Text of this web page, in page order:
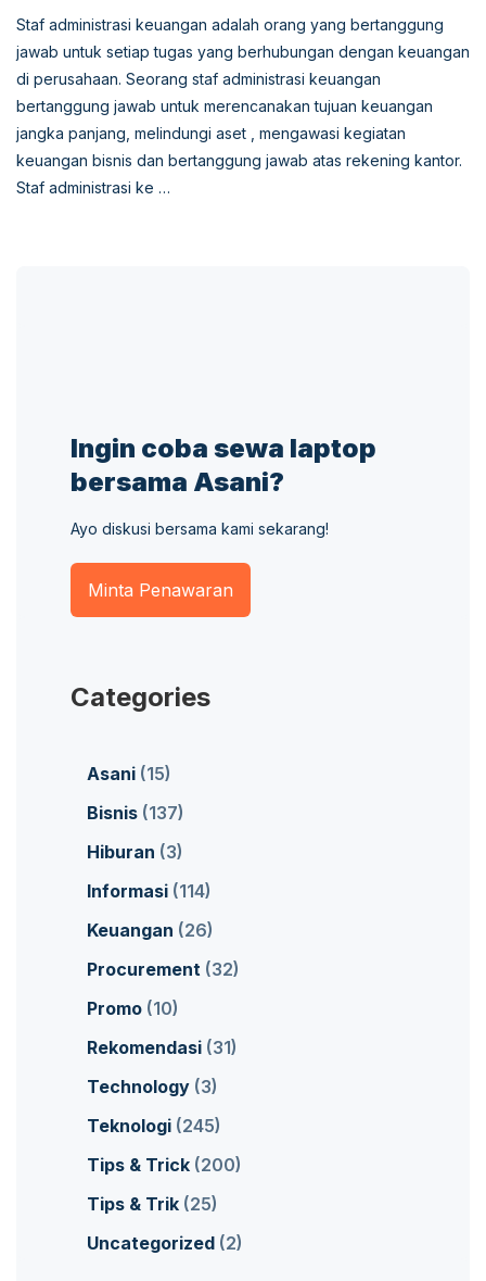
Staf administrasi keuangan adalah orang yang bertanggung
jawab untuk setiap tugas yang berhubungan dengan keuangan
di perusahaan. Seorang staf administrasi keuangan
bertanggung jawab untuk merencanakan tujuan keuangan
jangka panjang, melindungi aset , mengawasi kegiatan
keuangan bisnis dan bertanggung jawab atas rekening kantor.
Staf administrasi ke …
Ingin coba sewa laptop
bersama Asani?
Ayo diskusi bersama kami sekarang!
Minta Penawaran
Categories
Asani (15)
Bisnis (137)
Hiburan (3)
Informasi (114)
Keuangan (26)
Procurement (32)
Promo (10)
Rekomendasi (31)
Technology (3)
Teknologi (245)
Tips & Trick (200)
Tips & Trik (25)
Uncategorized (2)